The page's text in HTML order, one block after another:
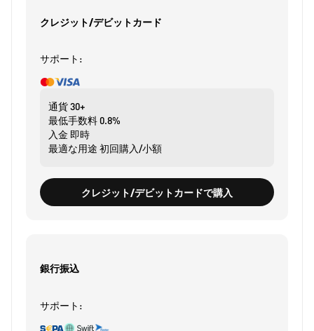
クレジット/デビットカード
サポート:
通貨30+
最低手数料0.8%
入金 即時
最適な用途 初回購入/小額
クレジット/デビットカードで購入
銀行振込
サポート: